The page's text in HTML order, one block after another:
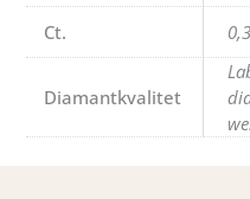
Ct.
Diamantkvalitet